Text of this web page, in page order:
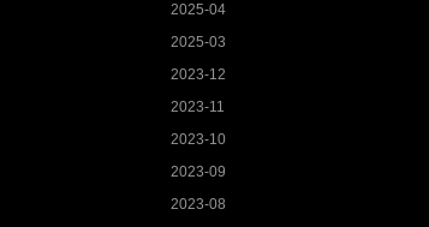
2025-04
2025-03
2023-12
2023-11
2023-10
2023-09
2023-08